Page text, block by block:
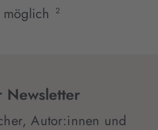
2
Newsletter
Autor:innen und